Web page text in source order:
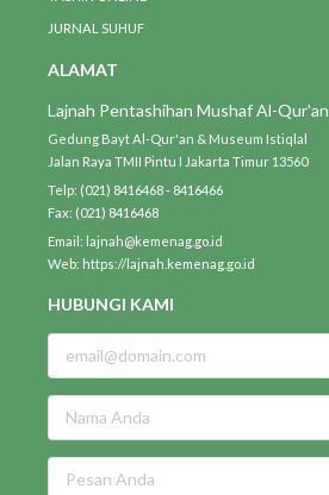
JURNAL SUHUF
ALAMAT
Lajnah Pentashihan Mushaf Al-Qur'an
Gedung Bayt Al-Qur'an & Museum Istiqlal
Jalan Raya TMII Pintu I Jakarta Timur 13560
Telp: (021) 8416468 - 8416466
Fax: (021) 8416468
Email: lajnah@kemenag.go.id
Web: https://lajnah.kemenag.go.id
HUBUNGI KAMI